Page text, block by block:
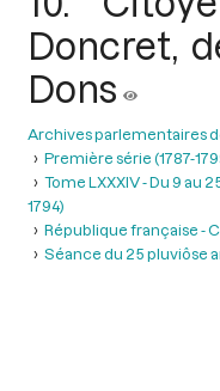
Doncret,
Dons
Archives parlementaires
Première série (1787-
Tome LXXXIV - Du 9 au
1794)
République française -
Séance du 25 pluviôse